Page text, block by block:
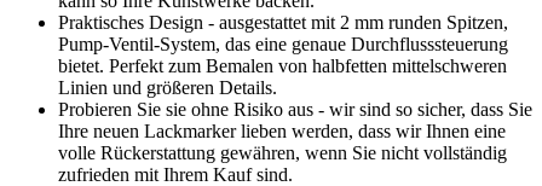
Praktisches Design - ausgestattet mit 2 mm runden Spitzen,
Pump-Ventil-System, das eine genaue Durchflusssteuerung
bietet. Perfekt zum Bemalen von halbfetten mittelschweren
Linien und größeren Details.
Probieren Sie sie ohne Risiko aus - wir sind so sicher, dass Sie
Ihre neuen Lackmarker lieben werden, dass wir Ihnen eine
volle Rückerstattung gewähren, wenn Sie nicht vollständig
zufrieden mit Ihrem Kauf sind.